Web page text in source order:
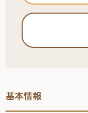
基本情報